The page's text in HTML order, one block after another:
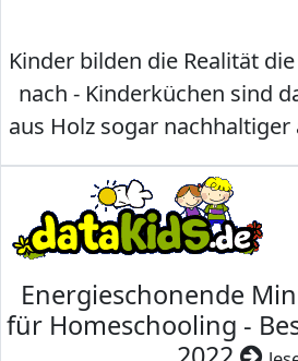
Kinder bilden die Realität
nach - Kinderküchen sind
aus Holz sogar
Energieschonende
für Homeschooling -